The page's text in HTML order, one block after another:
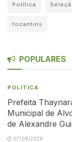
Política
tocantins
POPULARES
POLÍTICA
Prefeita
Municipal de
de Alexandre
07/08/2026